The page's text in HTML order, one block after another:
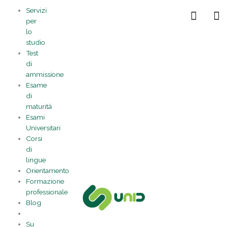
contenuto
Servizi
per
lo
studio
Test
di
ammissione
Esame
di
maturità
Esami
Universitari
Corsi
di
lingue
Orientamento
Formazione
professionale
Blog
Su